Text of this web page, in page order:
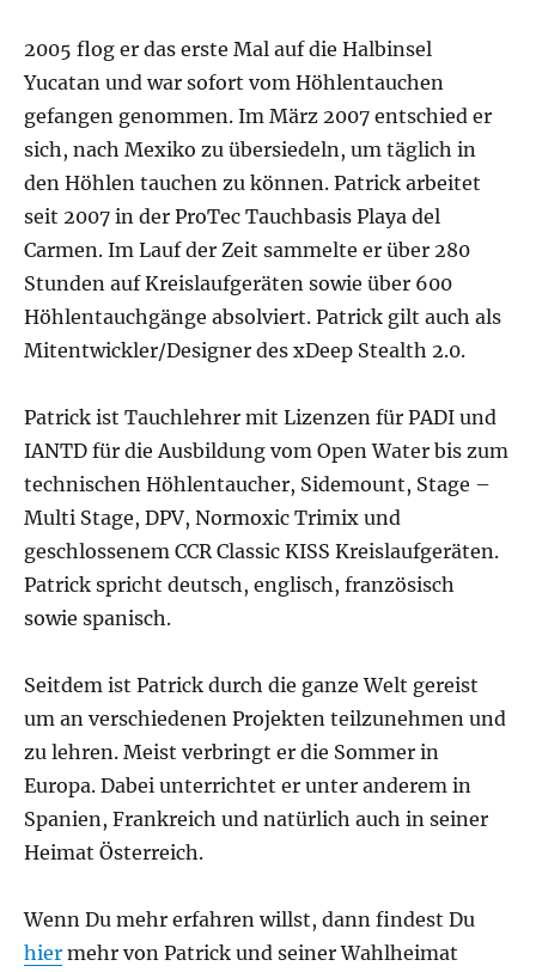
2005 flog er das erste Mal auf die Halbinsel
Yucatan und war sofort vom Höhlentauchen
gefangen genommen. Im März 2007 entschied er
sich, nach Mexiko zu übersiedeln, um täglich in
den Höhlen tauchen zu können. Patrick arbeitet
seit 2007 in der ProTec Tauchbasis Playa del
Carmen. Im Lauf der Zeit sammelte er über 280
Stunden auf Kreislaufgeräten sowie über 600
Höhlentauchgänge absolviert. Patrick gilt auch als
Mitentwickler/Designer des xDeep Stealth 2.0.
Patrick ist Tauchlehrer mit Lizenzen für PADI und
IANTD für die Ausbildung vom Open Water bis zum
technischen Höhlentaucher, Sidemount, Stage –
Multi Stage, DPV, Normoxic Trimix und
geschlossenem CCR Classic KISS Kreislaufgeräten.
Patrick spricht deutsch, englisch, französisch
sowie spanisch.
Seitdem ist Patrick durch die ganze Welt gereist
um an verschiedenen Projekten teilzunehmen und
zu lehren. Meist verbringt er die Sommer in
Europa. Dabei unterrichtet er unter anderem in
Spanien, Frankreich und natürlich auch in seiner
Heimat Österreich.
Wenn Du mehr erfahren willst, dann findest Du
hier mehr von Patrick und seiner Wahlheimat